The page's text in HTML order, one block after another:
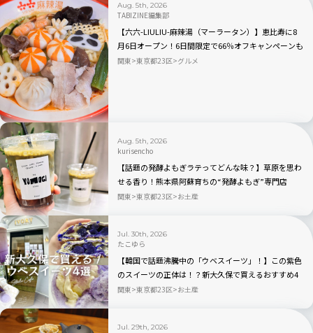
Aug. 5th, 2026
TABIZINE編集部
【六六-LIULIU-麻辣湯（マーラータン）】恵比寿に8
月6日オープン！6日間限定で66％オフキャンペーンも
関東 東京都23区 グルメ
Aug. 5th, 2026
kurisencho
【話題の発酵よもぎラテってどんな味？】草原を思わ
せる香り！熊本県阿蘇育ちの“発酵よもぎ”専門店
「BETWEEN by THE YOMOGI STAND」渋谷にオープ
関東 東京都23区 お土産
Jul. 30th, 2026
たこゆら
【韓国で話題沸騰中の「ウベスイーツ」！】この紫色
のスイーツの正体は！？新大久保で買えるおすすめ4
選を実食レビュー
関東 東京都23区 お土産
Jul. 29th, 2026